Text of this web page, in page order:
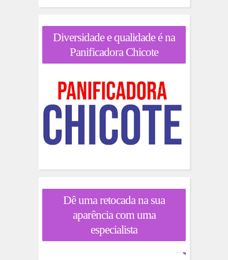
Diversidade e qualidade é na
Panificadora Chicote
Dê uma retocada na sua
aparência com uma
especialista